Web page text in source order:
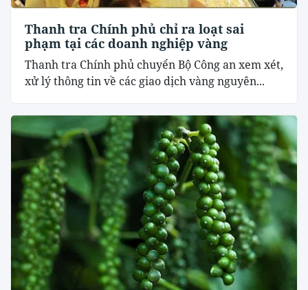
Thanh tra Chính phủ chỉ ra loạt sai
phạm tại các doanh nghiệp vàng
Thanh tra Chính phủ chuyển Bộ Công an xem xét,
xử lý thông tin về các giao dịch vàng nguyên...